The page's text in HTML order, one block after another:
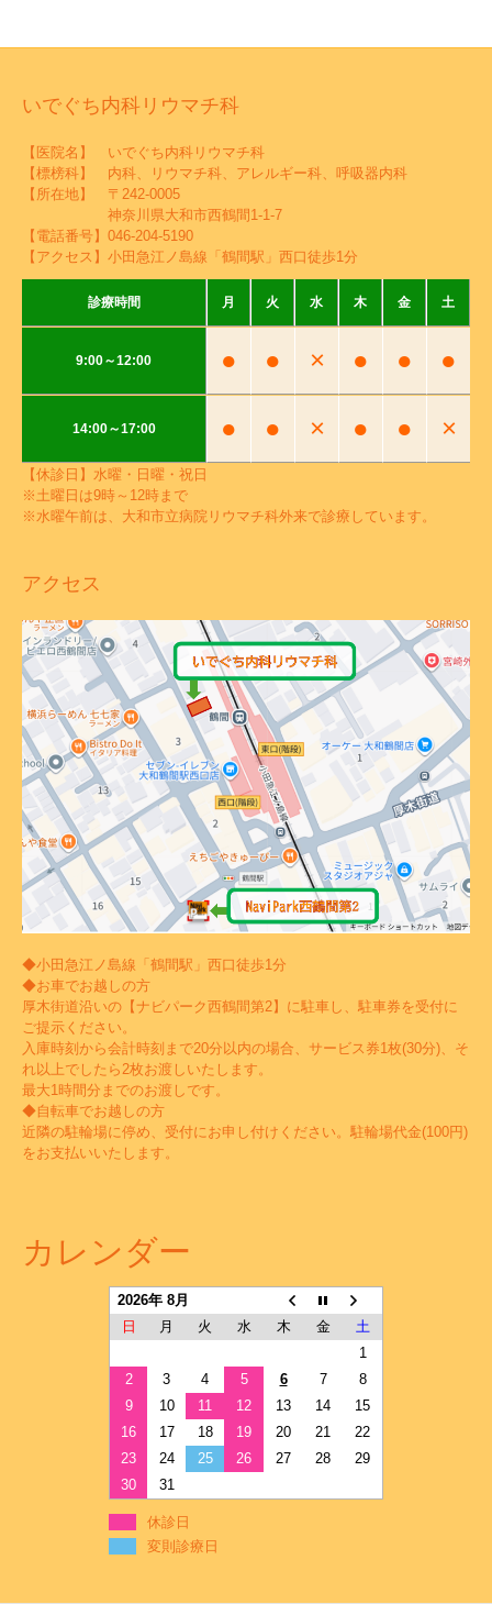
いでぐち内科リウマチ科
【医院名】 いでぐち内科リウマチ科
【標榜科】 内科、リウマチ科、アレルギー科、呼吸器内科
【所在地】 〒242-0005
神奈川県大和市西鶴間1-1-7
【電話番号】 046-204-5190
【アクセス】小田急江ノ島線「鶴間駅」西口徒歩1分
診療時間 月 火 水 木 金 土
9:00～12:00 ● ● × ● ● ●
14:00～17:00 ● ● × ● ● ×
【休診日】水曜・日曜・祝日
※土曜日は9時～12時まで
※水曜午前は、大和市立病院リウマチ科外来で診療しています。
アクセス
◆小田急江ノ島線「鶴間駅」西口徒歩1分
◆お車でお越しの方
厚木街道沿いの【ナビパーク西鶴間第2】に駐車し、駐車券を受付に
ご提示ください。
入庫時刻から会計時刻まで20分以内の場合、サービス券1枚(30分)、そ
れ以上でしたら2枚お渡しいたします。
最大1時間分までのお渡しです。
◆自転車でお越しの方
近隣の駐輪場に停め、受付にお申し付けください。駐輪場代金(100円)
をお支払いいたします。
カレンダー
2026年 8月
日
月 火 水 木 金
土
1
2
3 4 5 6 7
8
9
10 11 12 13 14
15
16
17 18 19 20 21
22
23
24 25 26 27 28
29
30
31
休診日
変則診療日